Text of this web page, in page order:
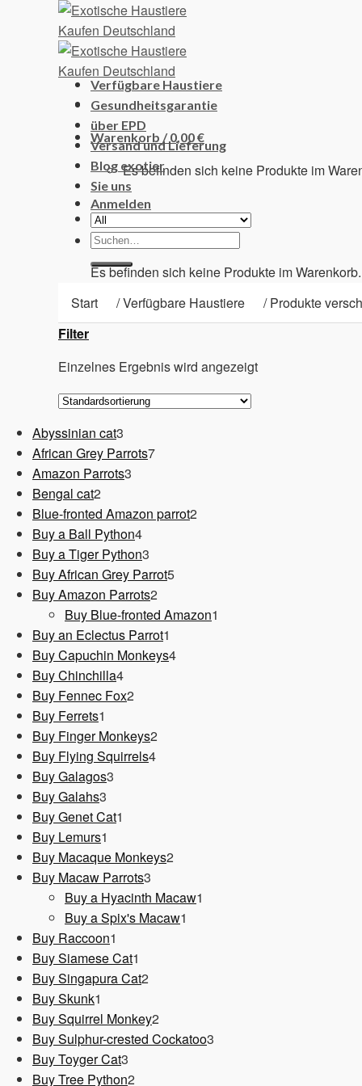
Warenkorb /0,00€
Es befinden sich keine Produkte im
Anmelden
Warenkorb
Es befinden sich keine Produkte im Warenkorb.
Verfügbare Haustiere
Gesundheitsgarantie
über EPD
Versand und Lieferung
Blog exotier
Sie uns
Suchen
nach:
Start /Verfügbare Haustiere /Produkte
Filter
Einzelnes Ergebnis wird angezeigt
Abyssinian cat3
Produkte
African Grey Parrots77
Amazon Parrots3
Bengal cat22
Produkte
Blue-fronted Amazon parrot22
Buy a Ball Python44
Produkte
Buy a Tiger Python3
Produkte
Buy African Grey Parrot55
Buy Amazon Parrots22
Produkte
Buy Blue-fronted Amazon1
Buy an Eclectus Parrot1
Produkt
Buy Capuchin Monkeys44
Buy Chinchilla44
Produkte
Buy Fennec Fox22
Buy Ferrets1
Produkt
Buy Finger Monkeys22
Buy Flying Squirrels44
Buy Galagos3
Buy Galahs3
Produkte
Buy Genet Cat1
Buy Lemurs1
Produkt
Buy Macaque Monkeys22
Buy Macaw Parrots3
Produkte
Buy a Hyacinth Macaw1
Buy a Spix's Macaw1
Buy Raccoon1
Produkt
Buy Siamese Cat1
Produkt
Buy Singapura Cat22
Buy Skunk1
Produkt
Buy Squirrel Monkey22
Produkte
Buy Sulphur-crested Cockatoo3
Buy Toyger Cat3
Produkte
Buy Tree Python22